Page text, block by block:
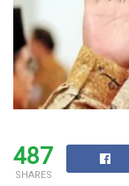
487
SHARES